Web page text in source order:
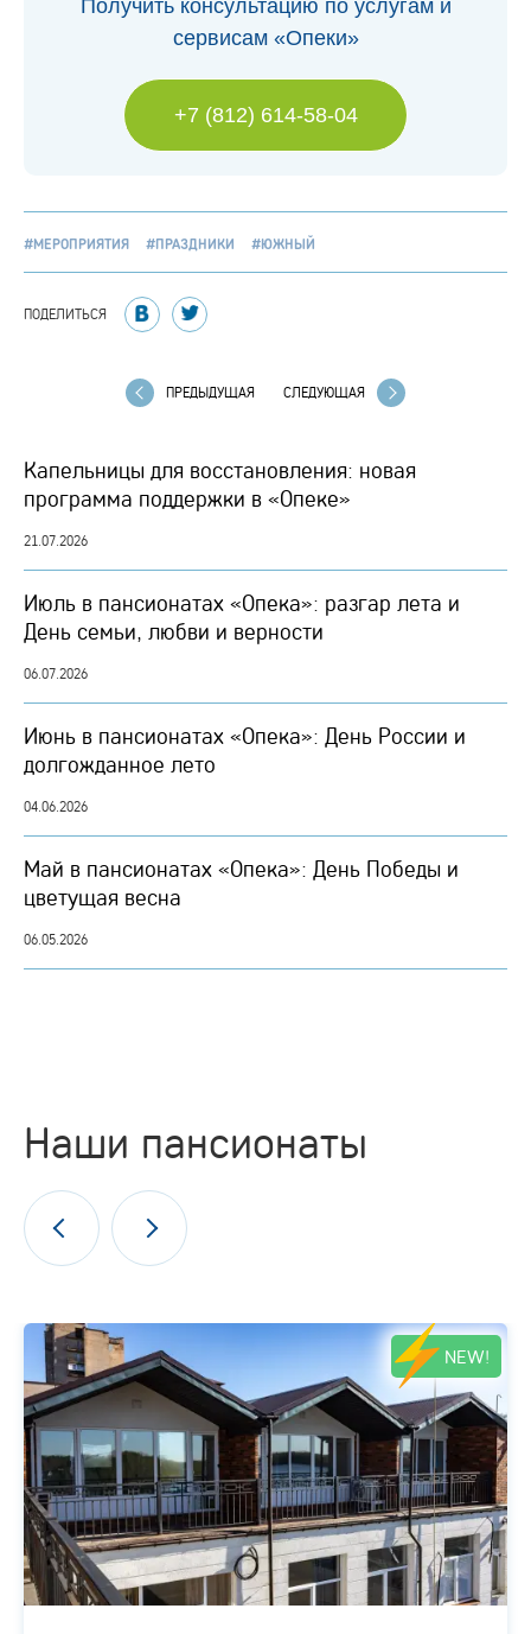
Получить консультацию по услугам и
сервисам «Опеки»
+7 (812) 614-58-04
#МЕРОПРИЯТИЯ #ПРАЗДНИКИ #ЮЖНЫЙ
ПОДЕЛИТЬСЯ
ПРЕДЫДУЩАЯ СЛЕДУЮЩАЯ
Капельницы для восстановления: новая
программа поддержки в «Опеке»
21.07.2026
Июль в пансионатах «Опека»: разгар лета и
День семьи, любви и верности
06.07.2026
Июнь в пансионатах «Опека»: День России и
долгожданное лето
04.06.2026
Май в пансионатах «Опека»: День Победы и
цветущая весна
06.05.2026
Наши пансионаты
NEW!